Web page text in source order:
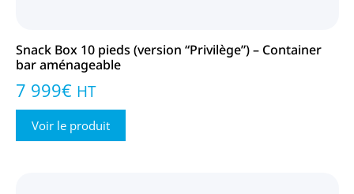
Snack Box 10 pieds (version “Privilège”) – Container
bar aménageable
7 999€ HT
Voir le produit